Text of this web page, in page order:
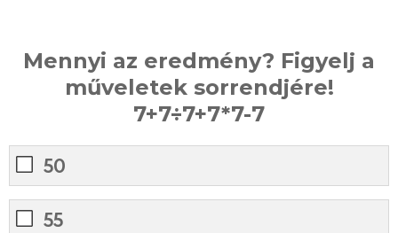
Mennyi az eredmény? Figyelj a
műveletek sorrendjére!
7+7÷7+7*7-7
50
55